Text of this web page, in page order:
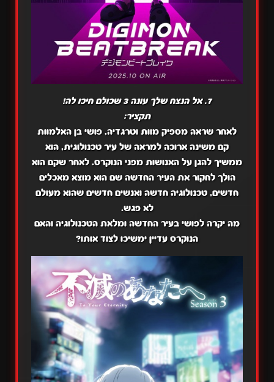
7. אל הנצח שלך עונה 3 שכולם חיכו לה!
תקציר:
לאחר שראה מספיק מוות וטרגדיה, פושי בן האלמוות
קם משינה ארוכה למראה של עיר טכנולוגית, הוא
ממשיך להגן על האנושות מפני הנוקרס. לאחר שקם הוא
הולך לחקור את העיר החדשה שם הוא מוצא מאכלים
חדשים, טכנולוגיה חדשה ואנשים חדשים שהוא מעולם
לא פגש.
מה יקרה לפושי בעיר החדשה ומלאת הטכנולוגיה והאם
הנוקרס עדיין ימשיכו לצוד אותו?